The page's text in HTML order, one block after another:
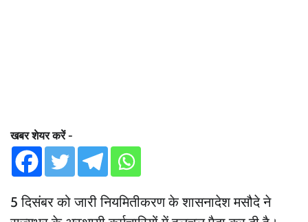
खबर शेयर करें -
5 दिसंबर को जारी नियमितीकरण के शासनादेश मसौदे ने